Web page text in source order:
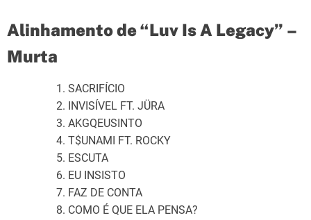
Alinhamento de “Luv Is A Legacy” –
Murta
SACRIFÍCIO
INVISÍVEL FT. JÜRA
AKGQEUSINTO
T$UNAMI FT. ROCKY
ESCUTA
EU INSISTO
FAZ DE CONTA
COMO É QUE ELA PENSA?